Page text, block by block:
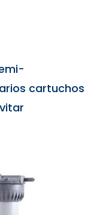
cartuchos